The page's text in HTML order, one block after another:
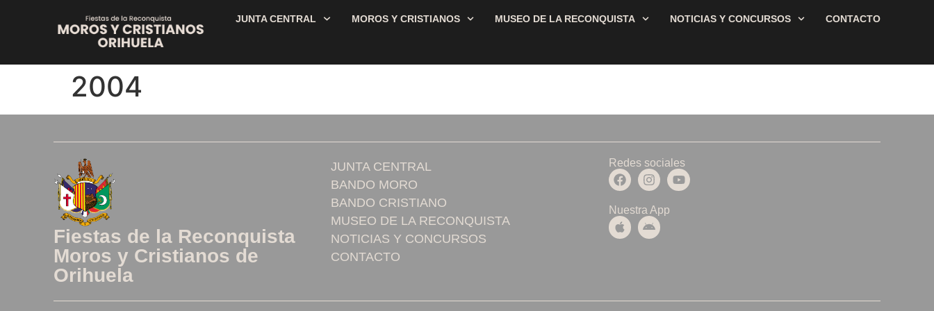
JUNTA CENTRAL MOROS Y CRISTIANOS MUSEO DE LA RECONQUISTA NOTICIAS Y CONCURSOS CONTACTO
2004
Fiestas de la Reconquista
Moros y Cristianos de
Orihuela
JUNTA CENTRAL
BANDO MORO
BANDO CRISTIANO
MUSEO DE LA RECONQUISTA
NOTICIAS Y CONCURSOS
CONTACTO
Redes sociales
Nuestra App